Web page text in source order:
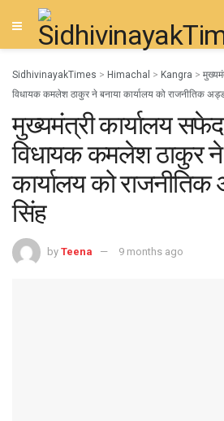
SidhivinayakTimes > Himachal > Kangra >
विधायक कमलेश ठाकुर ने बनाया कार्यालय को राजनीतिक
मुख्यमंत्री कार्यालय
विधायक कमलेश ठाकुर ने
कार्यालय को राजनीतिक
सिंह
by Teena 9 months ago